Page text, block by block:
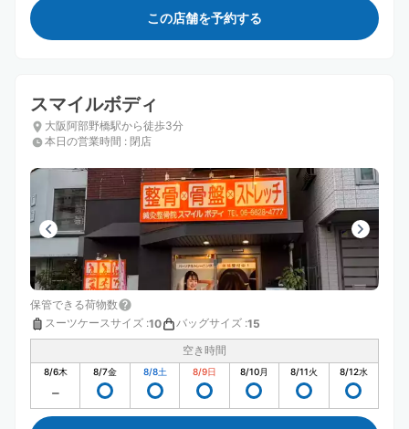
この店舗を予約する
スマイルボディ
大阪阿部野橋駅から徒歩3分
本日の営業時間 : 閉店
保管できる荷物数
スーツケースサイズ :10 バッグサイズ :15
空き時間
8/6木 8/7金 8/8土 8/9日 8/10月 8/11火 8/12水